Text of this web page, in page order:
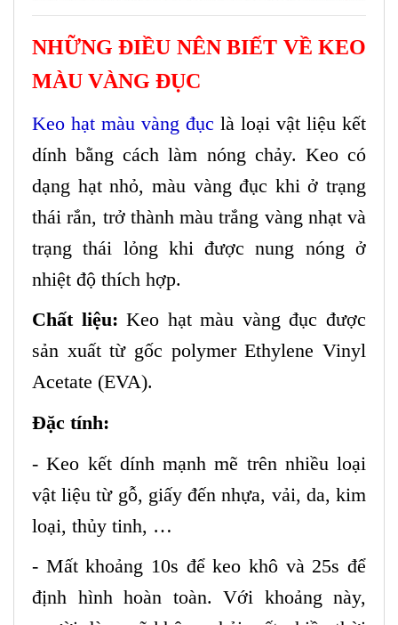
NHỮNG ĐIỀU NÊN BIẾT VỀ KEO
MÀU VÀNG ĐỤC
Keo hạt màu vàng đục là loại vật liệu kết
dính bằng cách làm nóng chảy. Keo có
dạng hạt nhỏ, màu vàng đục khi ở trạng
thái rắn, trở thành màu trắng vàng nhạt và
trạng thái lỏng khi được nung nóng ở
nhiệt độ thích hợp.
Chất liệu:Keo hạt màu vàng đục được
sản xuất từ gốc polymer Ethylene Vinyl
Acetate (EVA).
Đặc tính:
- Keo kết dính mạnh mẽ trên nhiều loại
vật liệu từ gỗ, giấy đến nhựa, vải, da, kim
loại, thủy tinh, …
- Mất khoảng 10s để keo khô và 25s để
định hình hoàn toàn. Với khoảng này,